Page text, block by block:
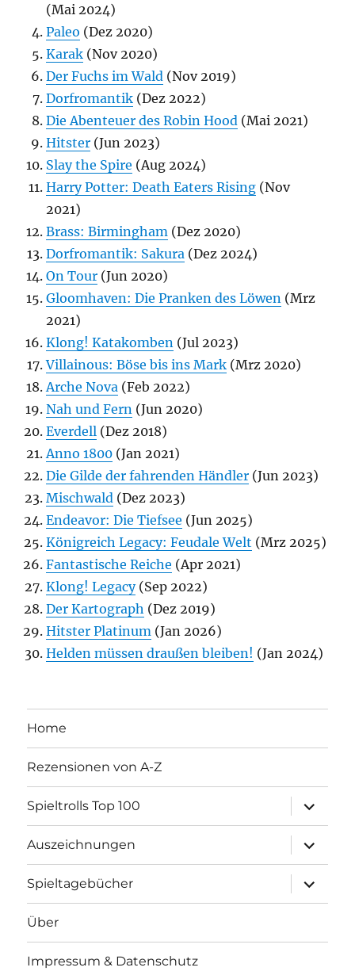
(Mai 2024)
Paleo (Dez 2020)
Karak (Nov 2020)
Der Fuchs im Wald (Nov 2019)
Dorfromantik (Dez 2022)
Die Abenteuer des Robin Hood (Mai 2021)
Hitster (Jun 2023)
Slay the Spire (Aug 2024)
Harry Potter: Death Eaters Rising (Nov
2021)
Brass: Birmingham (Dez 2020)
Dorfromantik: Sakura (Dez 2024)
On Tour (Jun 2020)
Gloomhaven: Die Pranken des Löwen (Mrz
2021)
Klong! Katakomben (Jul 2023)
Villainous: Böse bis ins Mark (Mrz 2020)
Arche Nova (Feb 2022)
Nah und Fern (Jun 2020)
Everdell (Dez 2018)
Anno 1800 (Jan 2021)
Die Gilde der fahrenden Händler (Jun 2023)
Mischwald (Dez 2023)
Endeavor: Die Tiefsee (Jun 2025)
Königreich Legacy: Feudale Welt (Mrz 2025)
Fantastische Reiche (Apr 2021)
Klong! Legacy(Sep 2022)
Der Kartograph (Dez 2019)
Hitster Platinum (Jan 2026)
Helden müssen draußen bleiben! (Jan 2024)
Home
Rezensionen von A-Z
Spieltrolls Top 100
öffnen
Auszeichnungen
öffnen
Spieltagebücher
öffnen
Über
Impressum & Datenschutz